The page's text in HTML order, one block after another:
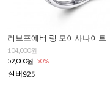
러브포에버 링 모이사나이트
104,000원
52,000원 50%